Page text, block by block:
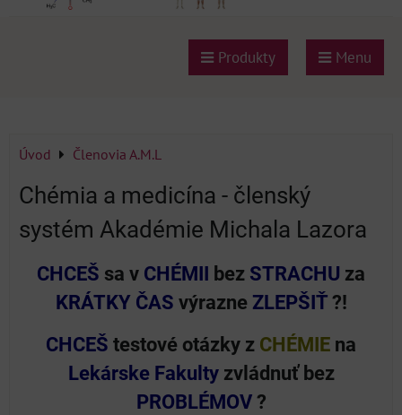
Produkty Menu
Úvod Členovia A.M.L
Chémia a medicína - členský
systém Akadémie Michala Lazora
CHCEŠ sa v CHÉMII bez STRACHU za
KRÁTKY ČAS výrazne ZLEPŠIŤ?!
CHCEŠ testové otázky z CHÉMIE na
Lekárske Fakultyzvládnuť bez
PROBLÉMOV?